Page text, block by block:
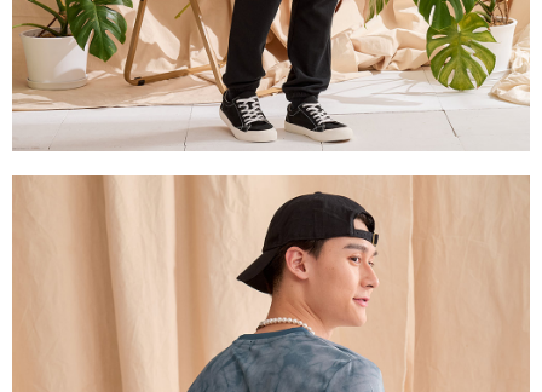
時審查核予不同之上限額度；若仍有額度不足之情形，本公司將視審查結果
請求用戶進行身份認證。
５．嚴禁一人註冊多個帳號或使用他人資訊註冊。若發現惡意使用之情形，
恩沛科技股份有限公司將有權停止該用戶之使用額度並採取法律行動。
外島宅配
每筆NT$200
海外宅配 查看運費